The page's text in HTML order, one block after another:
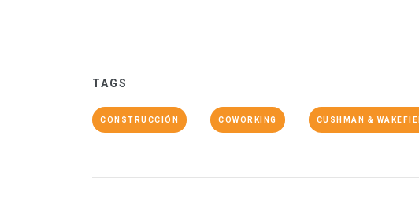
TAGS
CONSTRUCCIÓN COWORKING CUSHMAN &